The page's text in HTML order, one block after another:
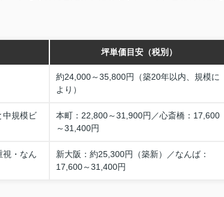
坪単価目安（税別）
約24,000～35,800円（築20年以内、規模に
より）
中規模ビ
本町：22,800～31,900円／心斎橋：17,600
～31,400円
視・なん
新大阪：約25,300円（築新）／なんば：
17,600～31,400円